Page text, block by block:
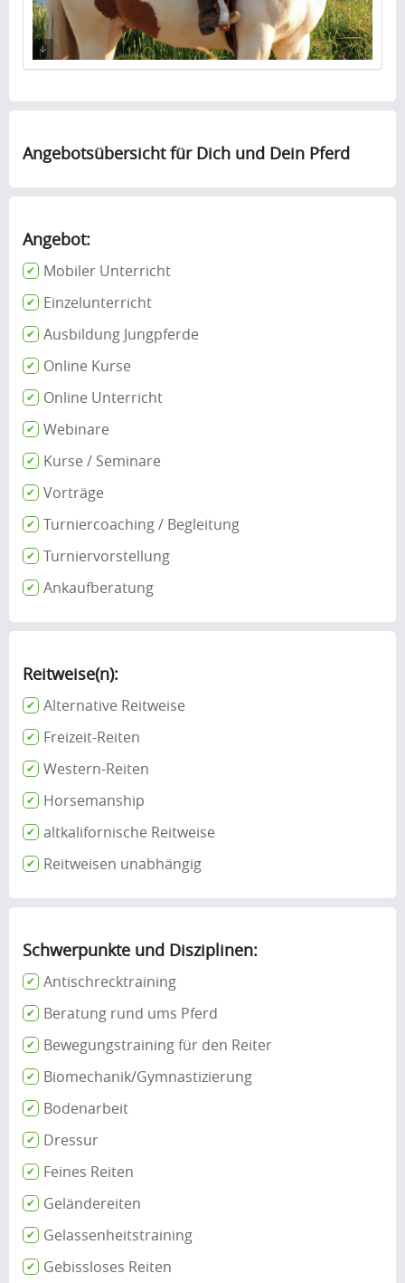
Angebotsübersicht für Dich und Dein Pferd
Angebot:
Mobiler Unterricht
Einzelunterricht
Ausbildung Jungpferde
Online Kurse
Online Unterricht
Webinare
Kurse / Seminare
Vorträge
Turniercoaching / Begleitung
Turniervorstellung
Ankaufberatung
Reitweise(n):
Alternative Reitweise
Freizeit-Reiten
Western-Reiten
Horsemanship
altkalifornische Reitweise
Reitweisen unabhängig
Schwerpunkte und Disziplinen:
Antischrecktraining
Beratung rund ums Pferd
Bewegungstraining für den Reiter
Biomechanik/Gymnastizierung
Bodenarbeit
Dressur
Feines Reiten
Geländereiten
Gelassenheitstraining
Gebissloses Reiten